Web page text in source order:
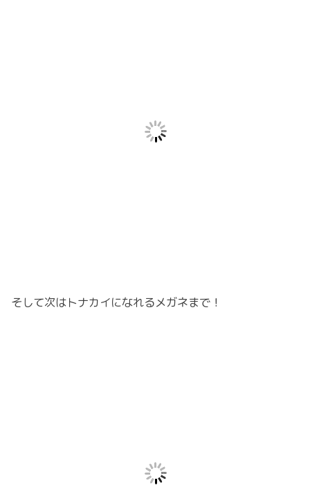
そして次はトナカイになれるメガネまで！